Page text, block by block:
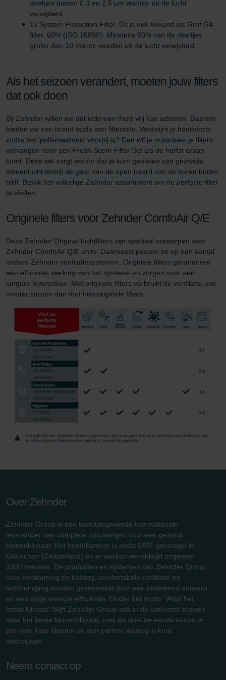
Zehnder Polska Sp. z o.o.: Oświadczenie o ochronie
danych Zehnder
Zehnder Group UK Limited: Privacy Policy
deeltjes tussen 0,3 en 2,5 µm worden uit de lucht
verwijderd.
1x System Protection Filter. Dit is ook bekend als Grof G4
filter, 60% (ISO 16890): Minstens 60% van de deeltjes
groter dan 10 micron worden uit de lucht verwijderd.
Als het seizoen verandert, moeten jouw filters
dat ook doen
Bij Zehnder willen we dat iedereen thuis vrij kan ademen. Daarom
bieden we een breed scala aan filtersets. Verdwijnt je hooikoorts
zodra het 'pollenseizoen' voorbij is? Dan wil je misschien je filters
vervangen door een Fresh Scent Filter Set als de herfst eraan
komt. Deze set zorgt ervoor dat je kunt genieten van gezonde
binnenlucht terwijl de geur van de open haard van de buren buiten
blijft. Bekijk het volledige Zehnder assortiment om de perfecte filter
te vinden.
Originele filters voor Zehnder ComfoAir Q/E
Deze Zehnder Original luchtfilters zijn speciaal ontworpen voor
Zehnder ComfoAir Q/E units. Daarnaast passen ze op een aantal
andere Zehnder ventilatiesystemen. Originele filters garanderen
een efficiënte werking van het systeem en zorgen voor een
langere levensduur. Met originele filters verbruikt de ventilatie-unit
minder stroom dan met niet-originele filters.
Over Zehnder
Zehnder Group is een toonaangevende internationale
leverancier van complete oplossingen voor een gezond
binnenklimaat. Het hoofdkantoor is sinds 1895 gevestigd in
Gränichen (Zwitserland) en er werken wereldwijd ongeveer
3300 mensen. De producten en systemen van Zehnder Group
voor verwarming en koeling, comfortabele ventilatie en
luchtreiniging worden gekenmerkt door een uitstekend ontwerp
en een hoge energie-efficiëntie. Onder het motto "Altijd het
beste klimaat" blijft Zehnder Group ook in de toekomst streven
naar het beste binnenklimaat, met als doel de eerste keuze te
zijn voor haar klanten en een partner waarop u kunt
vertrouwen.
Neem contact op